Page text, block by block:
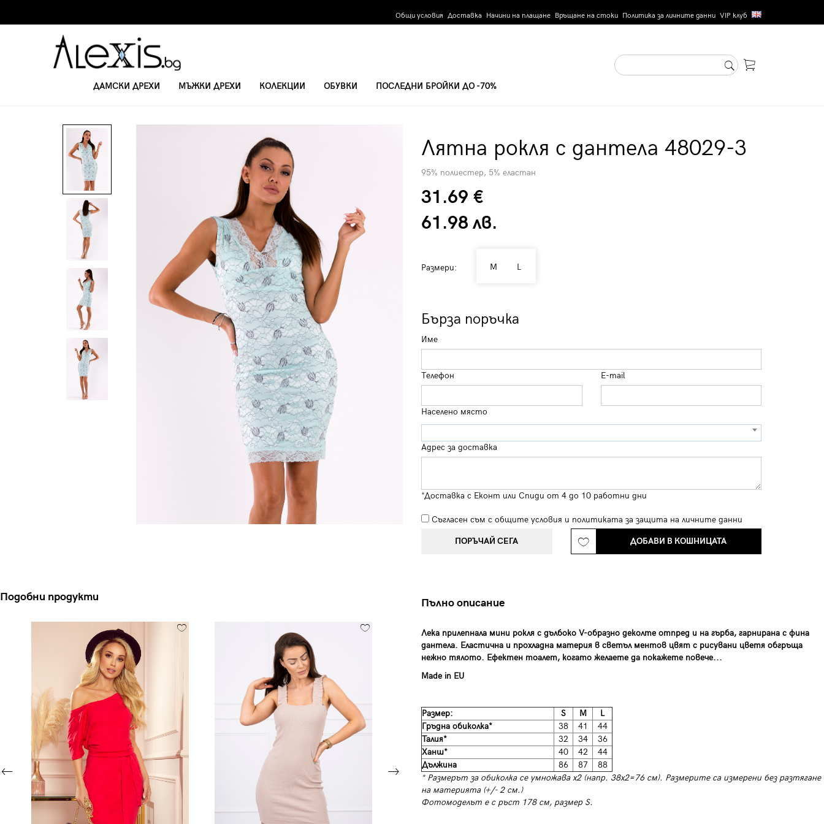
Общи условия Доставка Начини на плащане Връщане на стоки Политика за личните данни VIP клуб
ДАМСКИ ДРЕХИ МЪЖКИ ДРЕХИ КОЛЕКЦИИ ОБУВКИ ПОСЛЕДНИ БРОЙКИ ДО -70%
Лятна рокля с дантела 48029-3
95% полиестер, 5% еластан
31.69 €
61.98 лв.
Размери: M L
Бърза поръчка
Име
Телефон E-mail
Населено място
Адрес за доставка
*Доставка с Еконт или Спиди от 4 до 10 работни дни
Съгласен съм с общите условия и политиката за защита на личните данни
ПОРЪЧАЙ СЕГА ДОБАВИ В КОШНИЦАТА
Подобни продукти Пълно описание
Лека прилепнала мини рокля с дълбоко V-образно деколте отпред и на гърба, гарнирана с фина
дантела. Еластична и прохладна материя в светъл ментов цвят с рисувани цветя обгръща
нежно тялото. Ефектен тоалет, когато желаете да покажете повече...
Made in EU
Размер: S M
L
Гръдна обиколка*
38 41
44
Талия*
32 34
36
Ханш*
40 42
44
Дължина
86 87
88
* Размерът за обиколка се умножава х2 (напр. 38х2=76 см). Размерите са измерени без разтягане
на материята (+/- 2 см.)
Фотомоделът е с ръст 178 см, размер S.